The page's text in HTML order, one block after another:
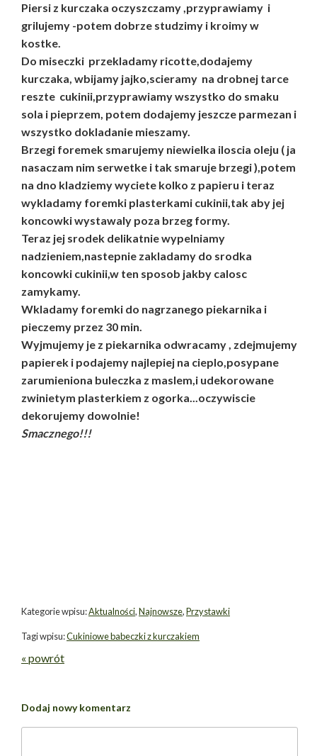
Piersi z kurczaka oczyszczamy ,przyprawiamy i
grilujemy -potem dobrze studzimy i kroimy w
kostke.
Do miseczki przekladamy ricotte,dodajemy
kurczaka, wbijamy jajko,scieramy na drobnej tarce
reszte cukinii,przyprawiamy wszystko do smaku
sola i pieprzem, potem dodajemy jeszcze parmezan i
wszystko dokladanie mieszamy.
Brzegi foremek smarujemy niewielka iloscia oleju ( ja
nasaczam nim serwetke i tak smaruje brzegi ),potem
na dno kladziemy wyciete kolko z papieru i teraz
wykladamy foremki plasterkami cukinii,tak aby jej
koncowki wystawaly poza brzeg formy.
Teraz jej srodek delikatnie wypelniamy
nadzieniem,nastepnie zakladamy do srodka
koncowki cukinii,w ten sposob jakby calosc
zamykamy.
Wkladamy foremki do nagrzanego piekarnika i
pieczemy przez 30 min.
Wyjmujemy je z piekarnika odwracamy , zdejmujemy
papierek i podajemy najlepiej na cieplo,posypane
zarumieniona buleczka z maslem,i udekorowane
zwinietym plasterkiem z ogorka...oczywiscie
dekorujemy dowolnie!
Smacznego!!!
Kategorie wpisu:Aktualności,Najnowsze,Przystawki
Tagi wpisu:Cukiniowe babeczki z kurczakiem
« powrót
Dodaj nowy komentarz